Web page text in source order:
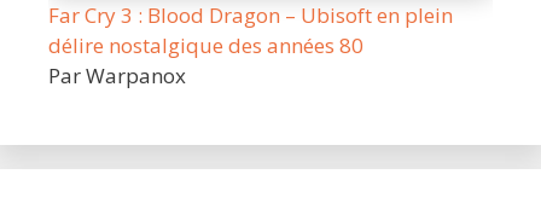
Far Cry 3 : Blood Dragon – Ubisoft en plein
délire nostalgique des années 80
Par Warpanox